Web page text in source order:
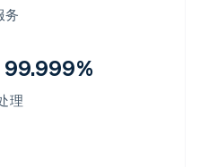
务
99.999%
理